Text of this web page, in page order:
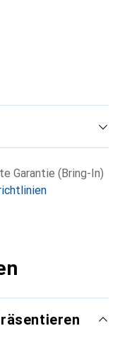
Garantie (Bring-In)